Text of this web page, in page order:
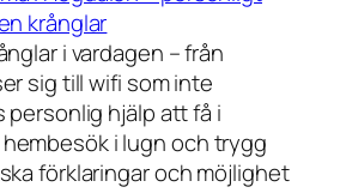
krånglar
i vardagen – från
sig till wifi som inte
personlig hjälp att få i
i lugn och trygg
förklaringar och möjlighet